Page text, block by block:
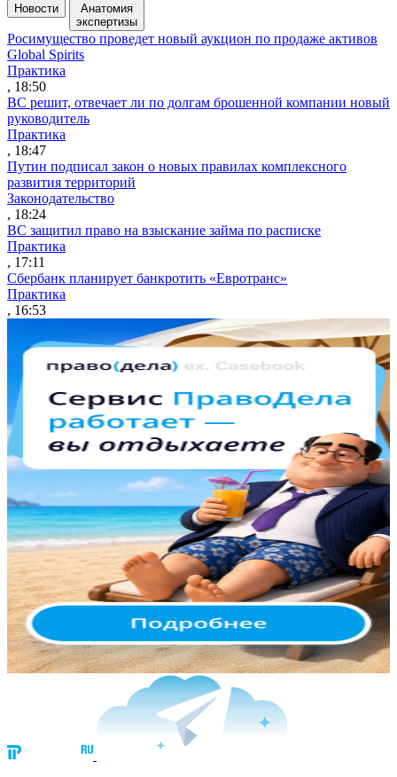
Новости
Анатомия
экспертизы
Росимущество проведет новый аукцион по продаже активов
Global Spirits
Практика
, 18:50
ВС решит, отвечает ли по долгам брошенной компании новый
руководитель
Практика
, 18:47
Путин подписал закон о новых правилах комплексного
развития территорий
Законодательство
, 18:24
ВС защитил право на взыскание займа по расписке
Практика
, 17:11
Сбербанк планирует банкротить «Евротранс»
Практика
, 16:53